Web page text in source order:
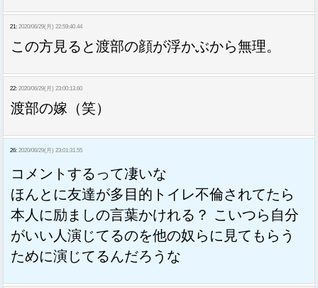
21: 2020/06/29(月) 22:59:40.44
この方見ると渡部の顔が浮かぶから無理。
22: 2020/06/29(月) 23:00:13.60
渡部の嫁（笑）
26: 2020/06/29(月) 23:01:31.55
コメントするって凄いな
ほんとに友達が多目的トイレ不倫されてたら
本人に励ましの言葉かけれる？ こいつら自分
がいい人演じてるのを他の奴らに見てもらう
ために演じてるんだろうな